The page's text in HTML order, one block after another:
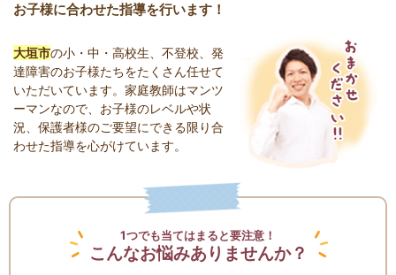
お子様に合わせた指導を行います！
大垣市の小・中・高校生、不登校、発
達障害のお子様たちをたくさん任せて
いただいています。家庭教師はマンツ
ーマンなので、お子様のレベルや状
況、保護者様のご要望にできる限り合
わせた指導を心がけています。
1つでも当てはまると要注意！
こんなお悩みありませんか？